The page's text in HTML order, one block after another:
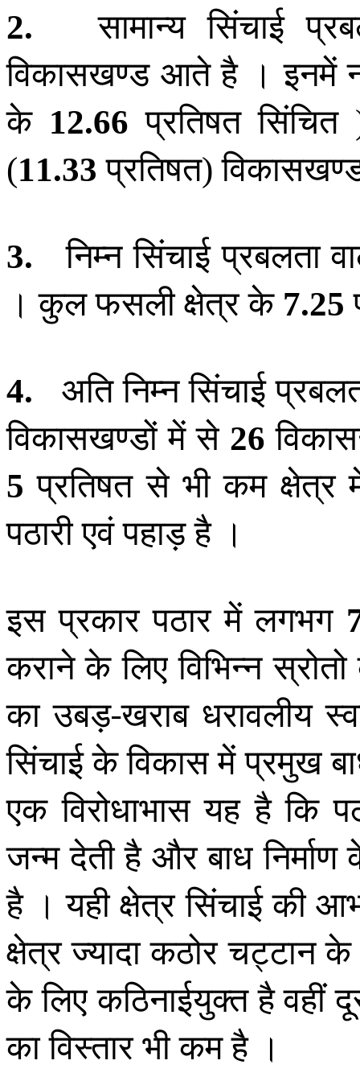
2.
सामान्य सिंचाई
विकासखण्ड आते है । इनमें
के 12.66 प्रतिषत सिंचित
(11.33 प्रतिषत)
3.
निम्न सिंचाई प्रबलता
। कुल फसली क्षेत्र के 7.25
4.
अति निम्न सिंचाई
विकासखण्डों में से 26
5 प्रतिषत से भी कम
पठारी एवं पहाड़ है ।
इस प्रकार पठार में लगभग
कराने के लिए विभिन्न
का उबड़-खराब धरावलीय
सिंचाई के विकास में प्रमुख
एक विरोधाभास यह है कि
जन्म देती है और बाध
है । यही क्षेत्र सिंचाई की
क्षेत्र ज्यादा कठोर
के लिए कठिनाईयुक्त है वहीं
का विस्तार भी कम है ।